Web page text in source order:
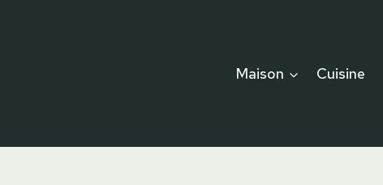
Maison
Cuisine